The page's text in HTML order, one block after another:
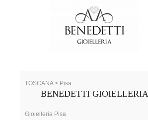
TOSCANA > Pisa
BENEDETTI GIOIELLERIA
Gioielleria Pisa